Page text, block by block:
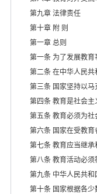
第九章 法律责任
第十章 附 则
第一章 总则
第一条 为了发展教育事
第二条 在中华人民共
第三条 国家坚持以马克
第四条 教育是社会主义
第五条 教育必须为社会
第六条 国家在受教育者
第七条 教育应当继承
第八条 教育活动必须符
第九条 中华人民共和国
第十条 国家根据各少数